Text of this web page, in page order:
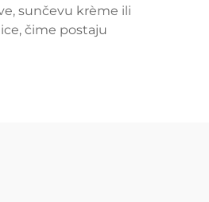
sunčevu krème ili
čime postaju